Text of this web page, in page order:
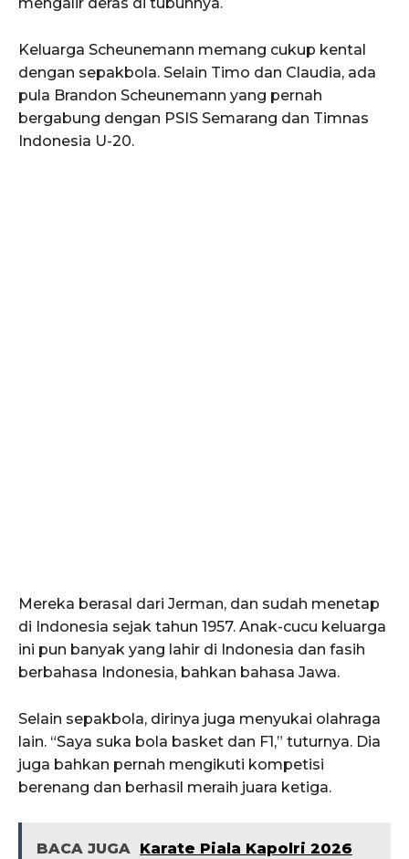
Keluarga Scheunemann memang cukup kental
dengan sepakbola. Selain Timo dan Claudia, ada
pula Brandon Scheunemann yang pernah
bergabung dengan PSIS Semarang dan Timnas
Indonesia U-20.
Mereka berasal dari Jerman, dan sudah menetap
di Indonesia sejak tahun 1957. Anak-cucu keluarga
ini pun banyak yang lahir di Indonesia dan fasih
berbahasa Indonesia, bahkan bahasa Jawa.
Selain sepakbola, dirinya juga menyukai olahraga
lain. “Saya suka bola basket dan F1,” tuturnya. Dia
juga bahkan pernah mengikuti kompetisi
berenang dan berhasil meraih juara ketiga.
BACA JUGA Karate Piala Kapolri 2026